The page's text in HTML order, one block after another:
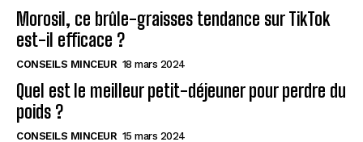
Morosil, ce brûle-graisses tendance sur TikTok
est-il efficace ?
CONSEILS MINCEUR 18 mars 2024
Quel est le meilleur petit-déjeuner pour perdre du
poids ?
CONSEILS MINCEUR 15 mars 2024